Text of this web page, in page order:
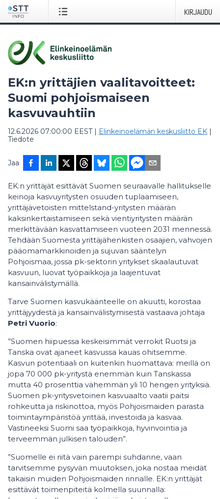
KIRJAUDU
EK:n yrittäjien vaalitavoitteet:
Suomi pohjoismaiseen
kasvuvauhtiin
12.6.2026 07:00:00 EEST| Elinkeinoelämän keskusliitto EK |
Tiedote
Jaa
EK:n yrittäjät esittävät Suomen seuraavalle hallitukselle
keinoja kasvuyritysten osuuden tuplaamiseen,
yrittäjävetoisten mittelstand-yritysten määrän
kaksinkertaistamiseen sekä vientiyritysten määrän
merkittävään kasvattamiseen vuoteen 2031 mennessä.
Tehdään Suomesta yrittäjähenkisten osaajien, vahvojen
pääomamarkkinoiden ja sujuvan sääntelyn
Pohjoismaa, jossa pk-sektorin yritykset skaalautuvat
kasvuun, luovat työpaikkoja ja laajentuvat
kansainvälistymällä.
Tarve Suomen kasvukäänteelle on akuutti, korostaa
yrittäjyydestä ja kansainvälistymisestä vastaava johtaja
Petri Vuorio:
”Suomen hiipuessa keskeisimmät verrokit Ruotsi ja
Tanska ovat ajaneet kasvussa kauas ohitsemme.
Kasvun potentiaali on kuitenkin huomattava: meillä on
jopa 70 000 pk-yritystä enemmän kuin Tanskassa
mutta 40 prosenttia vähemmän yli 10 hengen yrityksiä.
Suomen pk-yritysvetoinen kasvuaalto vaatii paitsi
rohkeutta ja riskinottoa, myös Pohjoismaiden parasta
toimintaympäristöä yrittää, investoida ja kasvaa.
Vastineeksi Suomi saa työpaikkoja, hyvinvointia ja
terveemmän julkisen talouden”.
”Suomelle ei riitä vain parempi suhdanne, vaan
tarvitsemme pysyvän muutoksen, joka nostaa meidät
takaisin muiden Pohjoismaiden rinnalle. EK:n yrittäjät
esittävät toimenpiteitä kolmella suunnalla: